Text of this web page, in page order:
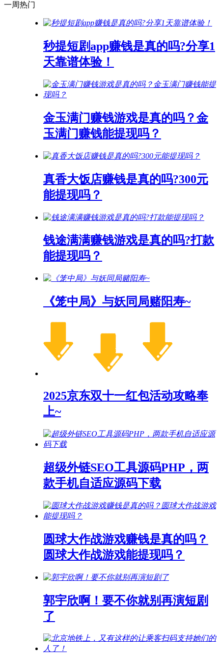
一周热门
秒提短剧app赚钱是真的吗?分享1
天靠谱体验！
金玉满门赚钱游戏是真的吗？金
玉满门赚钱能提现吗？
真香大饭店赚钱是真的吗?300元
能提现吗？
钱途满满赚钱游戏是真的吗?打款
能提现吗？
《笼中局》与妖同局赌阳寿~
2025京东双十一红包活动攻略奉
上~
超级外链SEO工具源码PHP，两
款手机自适应源码下载
圆球大作战游戏赚钱是真的吗？
圆球大作战游戏能提现吗？
郭宇欣啊！要不你就别再演短剧
了